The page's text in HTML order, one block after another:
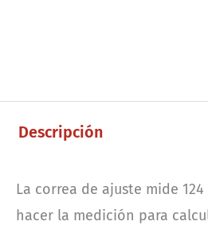
Descripción
La correa de ajuste mide
hacer la medición para